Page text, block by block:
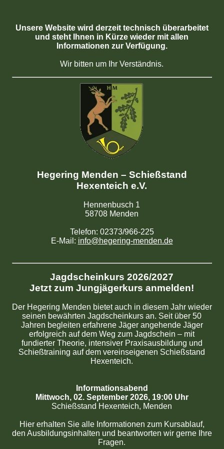
Unsere Website wird derzeit technisch überarbeitet
und steht Ihnen in Kürze wieder mit allen
Informationen zur Verfügung.
Wir bitten um Ihr Verständnis.
Hegering Menden – Schießstand
Hexenteich e.V.
Hennenbusch 1
58708 Menden
Telefon: 02373/966-225
E-Mail: info@hegering-menden.de
Jagdscheinkurs 2026/2027
Jetzt zum Jungjägerkurs anmelden!
Der Hegering Menden bietet auch in diesem Jahr wieder
seinen bewährten Jagdscheinkurs an. Seit über 50
Jahren begleiten erfahrene Jäger angehende Jäger
erfolgreich auf dem Weg zum Jagdschein – mit
fundierter Theorie, intensiver Praxisausbildung und
Schießtraining auf dem vereinseigenen Schießstand
Hexenteich.
Informationsabend
Mittwoch, 02. September 2026, 19:00 Uhr
Schießstand Hexenteich, Menden
Hier erhalten Sie alle Informationen zum Kursablauf,
den Ausbildungsinhalten und beantworten wir gerne Ihre
Fragen.